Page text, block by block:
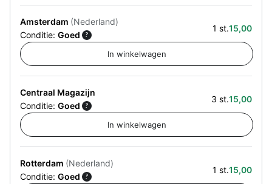
Amsterdam (Nederland)
Conditie: Goed ?
1 st.15,00
Centraal Magazijn
Conditie: Goed ?
3 st.15,00
Rotterdam (Nederland)
Conditie: Goed ?
1 st.15,00